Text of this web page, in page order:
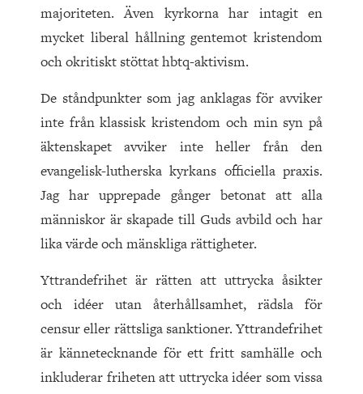
majoriteten. Även kyrkorna har intagit en
mycket liberal hållning gentemot kristendom
och okritiskt stöttat hbtq-aktivism.
De ståndpunkter som jag anklagas för avviker
inte från klassisk kristendom och min syn på
äktenskapet avviker inte heller från den
evangelisk-lutherska kyrkans officiella praxis.
Jag har upprepade gånger betonat att alla
människor är skapade till Guds avbild och har
lika värde och mänskliga rättigheter.
Yttrandefrihet är rätten att uttrycka åsikter
och idéer utan återhållsamhet, rädsla för
censur eller rättsliga sanktioner. Yttrandefrihet
är kännetecknande för ett fritt samhälle och
inkluderar friheten att uttrycka idéer som vissa